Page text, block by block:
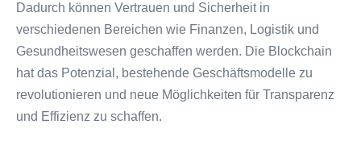
Dadurch können Vertrauen und Sicherheit in
verschiedenen Bereichen wie Finanzen, Logistik und
Gesundheitswesen geschaffen werden. Die Blockchain
hat das Potenzial, bestehende Geschäftsmodelle zu
revolutionieren und neue Möglichkeiten für Transparenz
und Effizienz zu schaffen.